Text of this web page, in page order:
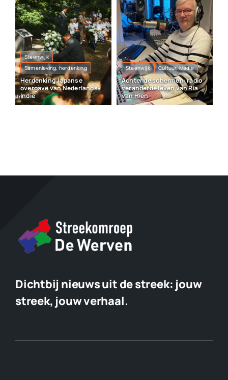
Steenwijk
Samenleving, herdenking
Herdenking Japanse
overgave van Nederlands-
Indië
Steenwijk Cultuur, Media
Achter de schermen: radio
veranderde leven van Ria
van Hien
Dichtbij nieuws uit de streek: jouw
streek, jouw verhaal.